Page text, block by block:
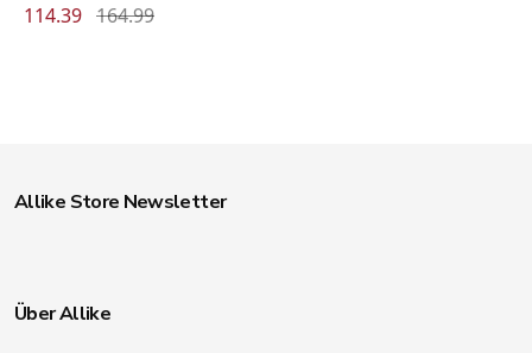
114.39 164.99
Allike Store Newsletter
Über Allike